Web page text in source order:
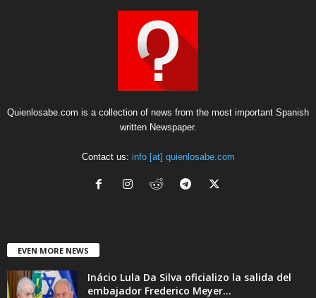
Quienlosabe.com is a collection of news from the most important Spanish
written Newspaper.
Contact us: info [at] quienlosabe.com
EVEN MORE NEWS
Inácio Lula Da Silva oficializo la salida del
embajador Frederico Meyer...